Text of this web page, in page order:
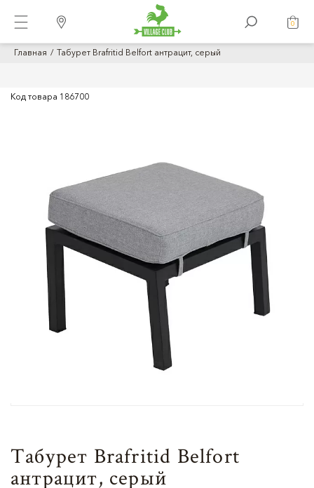
0
Главная Табурет Brafritid Belfort антрацит, серый
Код товара 186700
Табурет Brafritid Belfort
антрацит, серый